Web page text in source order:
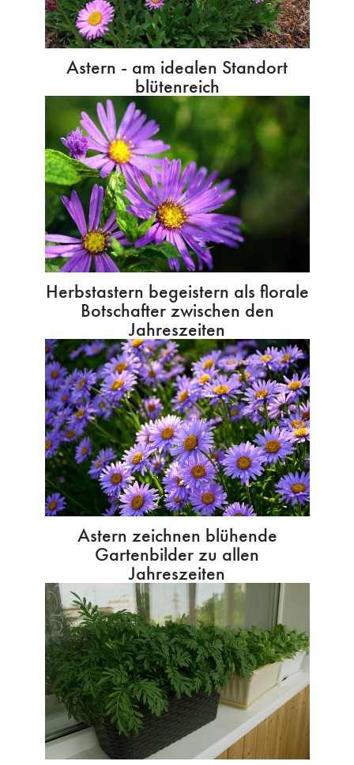
Astern - am idealen Standort
blütenreich
Herbstastern begeistern als florale
Botschafter zwischen den
Jahreszeiten
Astern zeichnen blühende
Gartenbilder zu allen
Jahreszeiten